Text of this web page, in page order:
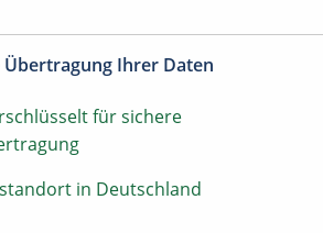
Übertragung Ihrer Daten
für sichere
in Deutschland